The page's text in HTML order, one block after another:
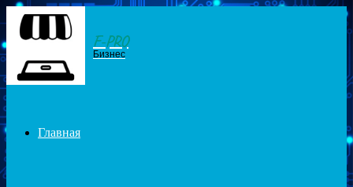
Menu F-PRO
Бизнес
Главная